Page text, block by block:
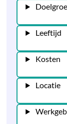
Leeftijd
Kosten
Locatie